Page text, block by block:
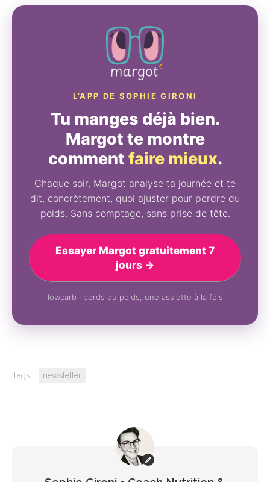
L’APP DE SOPHIE GIRONI
Tu manges déjà bien.
Margot te montre
comment faire mieux.
Chaque soir, Margot analyse ta journée et te
dit, concrètement, quoi ajuster pour perdre du
poids. Sans comptage, sans prise de tête.
Essayer Margot gratuitement 7
jours →
lowcarb · perds du poids, une assiette à la fois
Tags: newsletter